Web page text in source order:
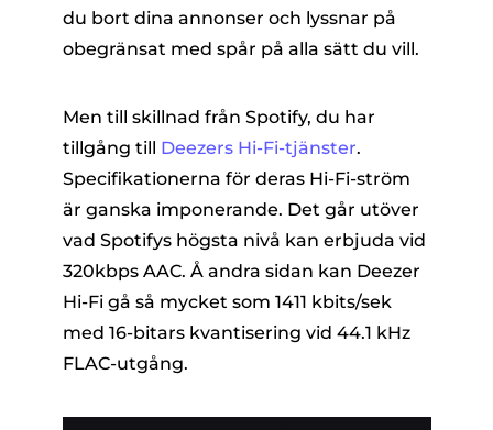
du bort dina annonser och lyssnar på
obegränsat med spår på alla sätt du vill.
Men till skillnad från Spotify, du har
tillgång till Deezers Hi-Fi-tjänster.
Specifikationerna för deras Hi-Fi-ström
är ganska imponerande. Det går utöver
vad Spotifys högsta nivå kan erbjuda vid
320kbps AAC. Å andra sidan kan Deezer
Hi-Fi gå så mycket som 1411 kbits/sek
med 16-bitars kvantisering vid 44.1 kHz
FLAC-utgång.